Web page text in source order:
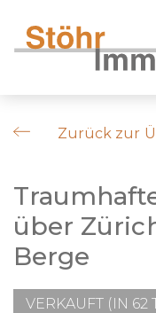
Zurück zur
über
Berge
VERKAUFT (IN 62